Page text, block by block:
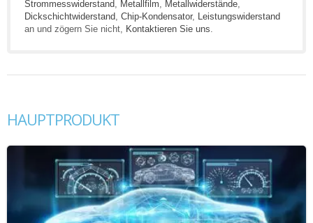
Strommesswiderstand, Metallfilm, Metallwiderstände,
Dickschichtwiderstand, Chip-Kondensator, Leistungswiderstand
an und zögern Sie nicht, Kontaktieren Sie uns.
HAUPTPRODUKT